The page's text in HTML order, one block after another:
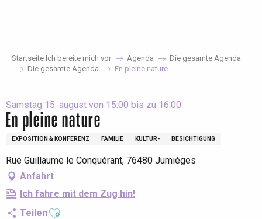
Startseite Ich bereite mich vor Agenda
Die gesamte Agenda
Die gesamte Agenda
En pleine nature
Samstag 15. august von 15:00 bis zu 16:00
En pleine nature
EXPOSITION & KONFERENZ FAMILIE KULTUR- BESICHTIGUNG
Rue Guillaume le Conquérant, 76480 Jumièges
Anfahrt
Ich fahre mit dem Zug hin!
TeilenAjouter aux favoris